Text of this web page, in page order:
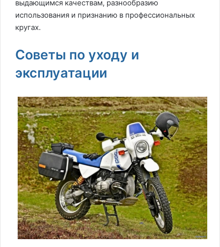
выдающимся качествам, разнообразию
использования и признанию в профессиональных
кругах.
Советы по уходу и
эксплуатации